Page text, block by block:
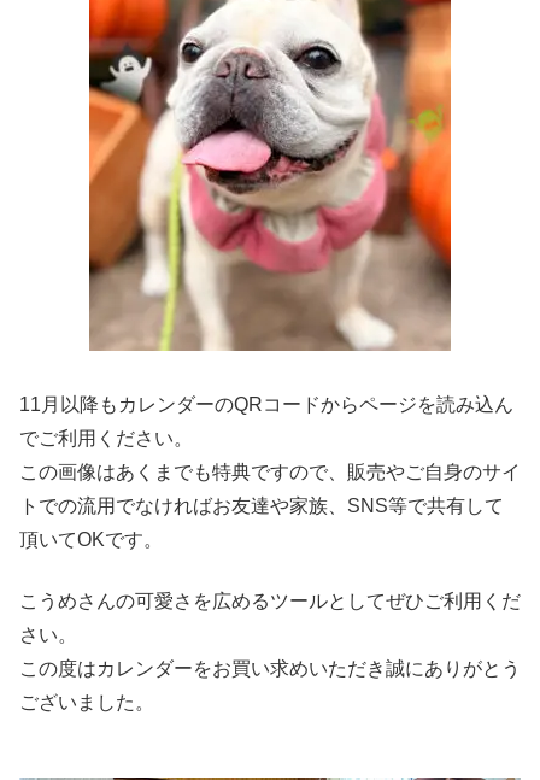
11月以降もカレンダーのQRコードからページを読み込ん
でご利用ください。
この画像はあくまでも特典ですので、販売やご自身のサイ
トでの流用でなければお友達や家族、SNS等で共有して
頂いてOKです。
こうめさんの可愛さを広めるツールとしてぜひご利用くだ
さい。
この度はカレンダーをお買い求めいただき誠にありがとう
ございました。